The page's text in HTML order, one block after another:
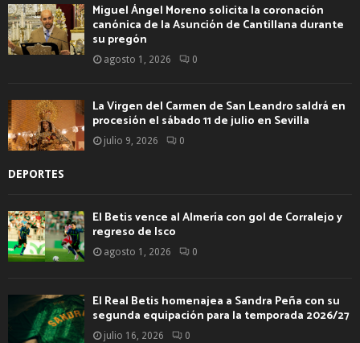
Miguel Ángel Moreno solicita la coronación
canónica de la Asunción de Cantillana durante
su pregón
agosto 1, 2026 0
La Virgen del Carmen de San Leandro saldrá en
procesión el sábado 11 de julio en Sevilla
julio 9, 2026 0
DEPORTES
El Betis vence al Almería con gol de Corralejo y
regreso de Isco
agosto 1, 2026 0
El Real Betis homenajea a Sandra Peña con su
segunda equipación para la temporada 2026/27
julio 16, 2026 0